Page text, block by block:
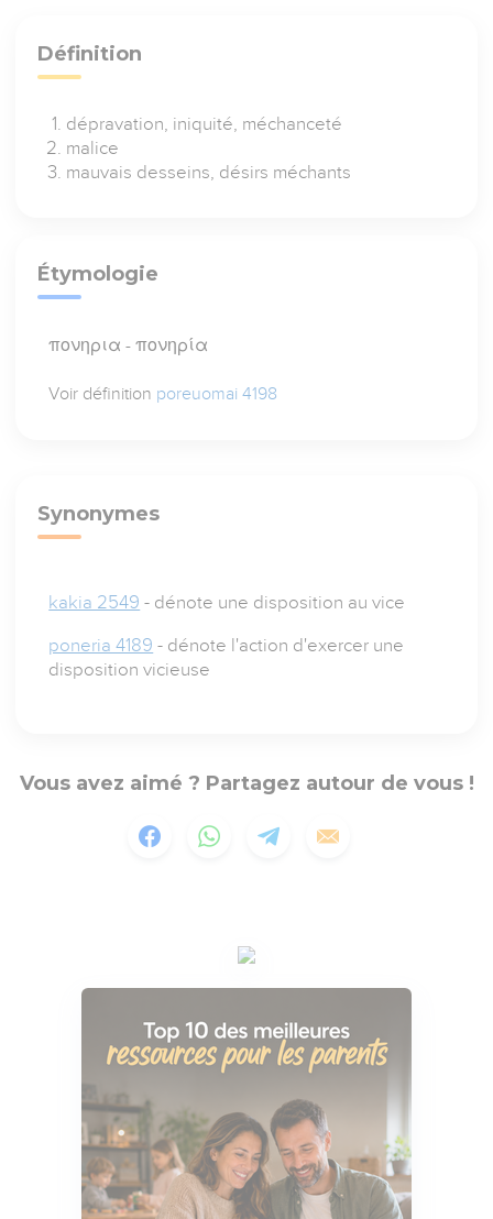
Définition
dépravation, iniquité, méchanceté
malice
mauvais desseins, désirs méchants
Étymologie
πονηρια - πονηρία
Voir définition poreuomai 4198
Synonymes
kakia 2549 - dénote une disposition au vice
poneria 4189 - dénote l'action d'exercer une
disposition vicieuse
Vous avez aimé ? Partagez autour de vous !